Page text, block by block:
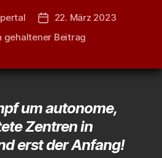
Veröffentlichungsdatum
22. März 2023
gehaltener Beitrag
um autonome,
Zentren in
erst der Anfang!